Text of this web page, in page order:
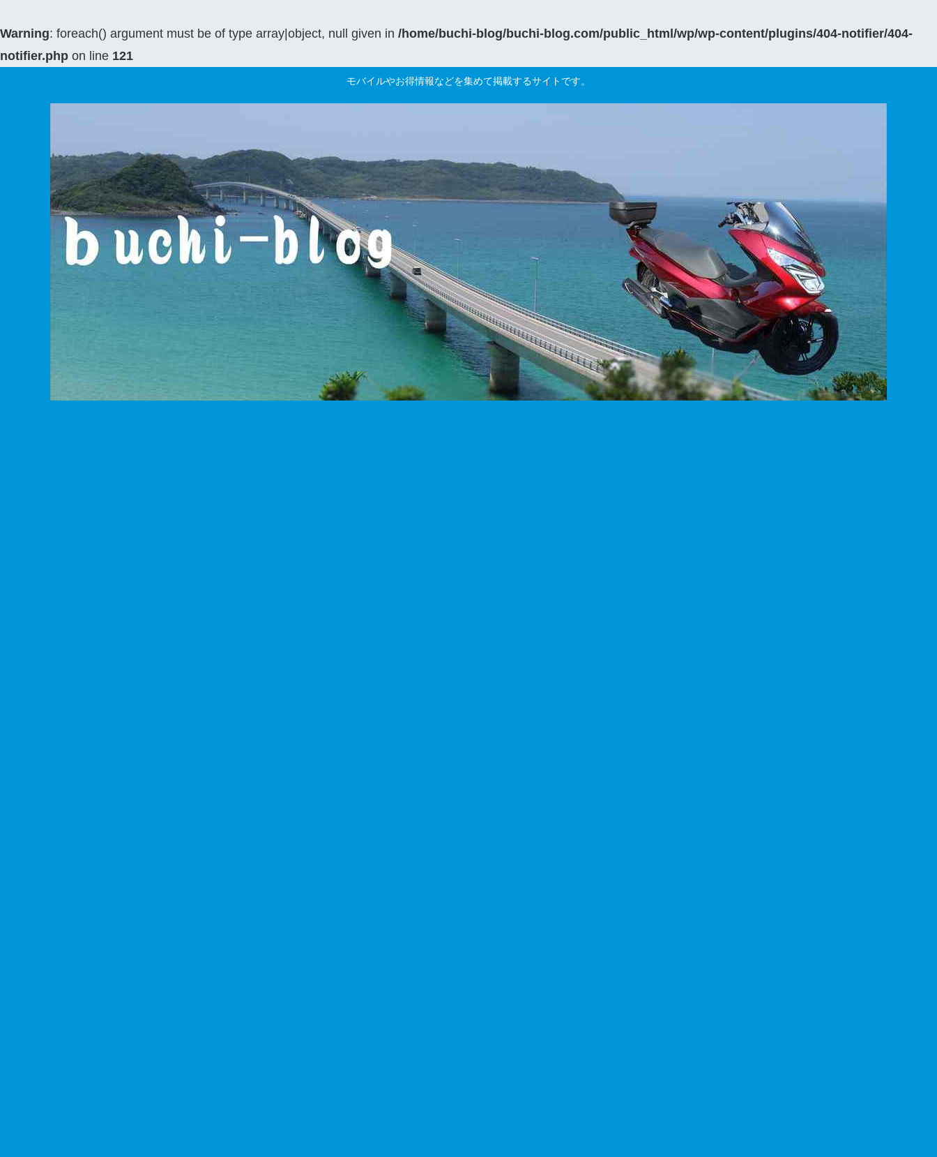
Warning: foreach() argument must be of type array|object, null given in /home/buchi-blog/buchi-blog.com/public_html/wp/wp-content/plugins/404-notifier/404-
notifier.php on line 121
モバイルやお得情報などを集めて掲載するサイトです。